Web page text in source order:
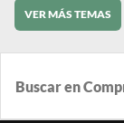
VER MÁS TEMAS